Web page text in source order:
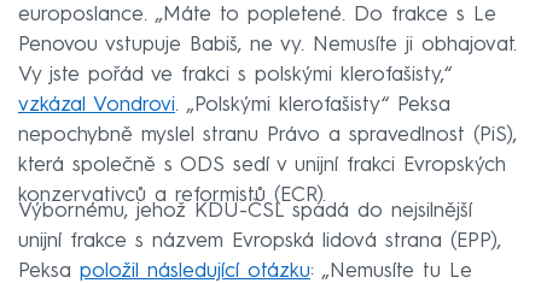
europoslance. „Máte to popletené. Do frakce s Le
Penovou vstupuje Babiš, ne vy. Nemusíte ji obhajovat.
Vy jste pořád ve frakci s polskými klerofašisty,“
vzkázal Vondrovi. „Polskými klerofašisty“ Peksa
nepochybně myslel stranu Právo a spravedlnost (PiS),
která společně s ODS sedí v unijní frakci Evropských
konzervativců a reformistů (ECR).
Výbornému, jehož KDU-ČSL spadá do nejsilnější
unijní frakce s názvem Evropská lidová strana (EPP),
Peksa položil následující otázku: „Nemusíte tu Le